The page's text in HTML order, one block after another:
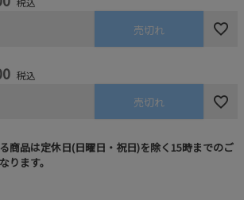
売切れ
税込
売切れ
商品は定休日(日曜日・祝日)を除く15時までのご
ります。